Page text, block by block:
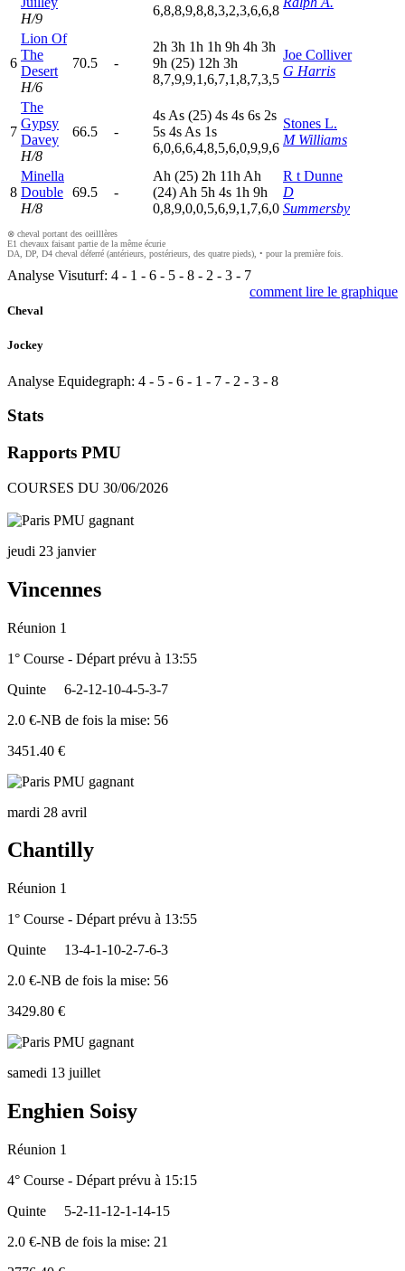
H/9
6,8,8,9,8,8,3,2,3,6,6,8
6
Lion Of
The
Desert
H/6
70.5 -
2h 3h 1h 1h 9h 4h 3h
9h (25) 12h 3h
8,7,9,9,1,6,7,1,8,7,3,5
Joe Colliver
G Harris
7
The
Gypsy
Davey
H/8
66.5 -
4s As (25) 4s 4s 6s 2s
5s 4s As 1s
6,0,6,6,4,8,5,6,0,9,9,6
Stones L.
M Williams
8
Minella
Double
H/8
69.5 -
Ah (25) 2h 11h Ah
(24) Ah 5h 4s 1h 9h
0,8,9,0,0,5,6,9,1,7,6,0
R t Dunne
D
Summersby
⊗ cheval portant des oeilllères
E1 chevaux faisant partie de la même écurie
DA, DP, D4 cheval déferré (antérieurs, postérieurs, des quatre pieds), • pour la première fois.
Analyse Visuturf: 4 - 1 - 6 - 5 - 8 - 2 - 3 - 7
comment lire le graphique
Cheval
Jockey
Analyse Equidegraph: 4 - 5 - 6 - 1 - 7 - 2 - 3 - 8
Stats
Rapports PMU
COURSES DU 30/06/2026
jeudi 23 janvier
Vincennes
Réunion 1
1° Course - Départ prévu à 13:55
Quinte
6-2-12-10-4-5-3-7
2.0 €-NB de fois la mise: 56
3451.40 €
mardi 28 avril
Chantilly
Réunion 1
1° Course - Départ prévu à 13:55
Quinte
13-4-1-10-2-7-6-3
2.0 €-NB de fois la mise: 56
3429.80 €
samedi 13 juillet
Enghien Soisy
Réunion 1
4° Course - Départ prévu à 15:15
Quinte
5-2-11-12-1-14-15
2.0 €-NB de fois la mise: 21